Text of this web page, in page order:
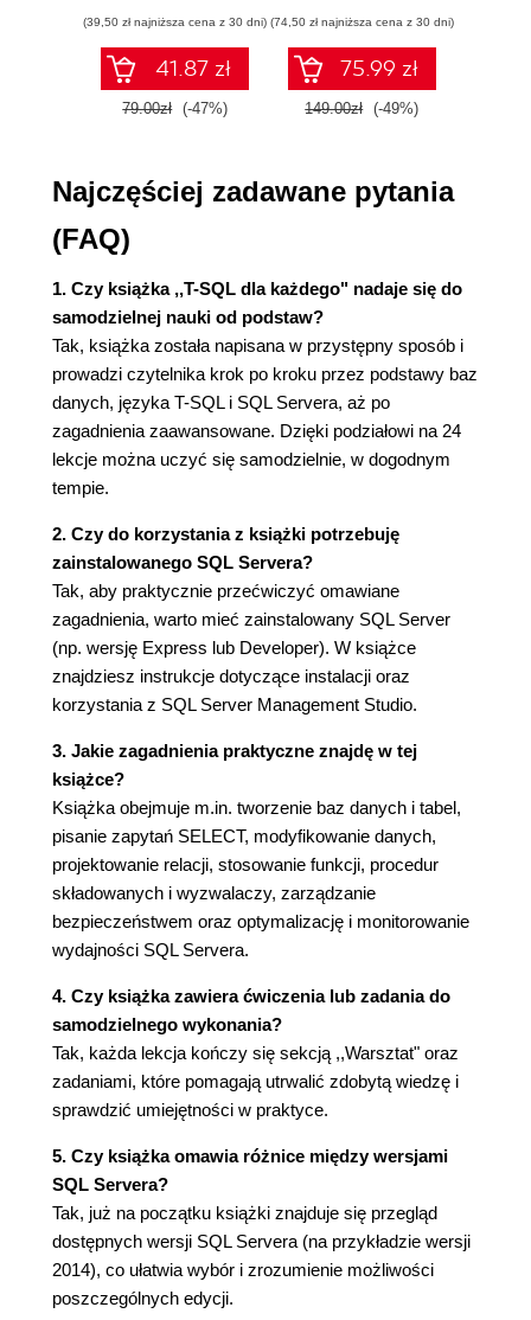
Instalacja przykładowych plików (34)
Pytania i odpowiedzi (37)
Warsztat (37)
Zadanie (38)
(39)
Konfiguracja bazy danych (42)
Podłączanie istniejącej bazy danych (44)
Podsumowanie (46)
Pytania i odpowiedzi (46)
Warsztat (46)
Zadanie (47)
Godzina 4. Tabele w SQL Serverze (49)
Tworzenie tabel w SQL Serverze (49)
Korzystanie z ograniczeń (53)
Właściwość Identity (58)
Tworzenie kolumn wyliczanych (58)
Korzystanie z typów danych zdefiniowanych
przez użytkownika (60)
Tworzenie i modyfikowanie indeksów (61)
Zapisywanie tabeli (64)
Podsumowanie (65)
Pytania i odpowiedzi (65)
Warsztat (66)
Zadanie (66)
Godzina 5. Tworzenie relacji (69)
Relacje - informacje wstępne (69)
Tworzenie i wykorzystywanie diagramów bazy
danych (71)
Definiowanie tabel i kolumn w relacji (79)
Nadawanie relacji nazwy i opisu (80)
Określanie, kiedy klucz obcy ma wpływ na
wstawiane do kolumny dane (80)
Konfigurowanie kaskadowego usuwania i
aktualizacji rekordów (82)
Podsumowanie (84)
Pytania i odpowiedzi (84)
Warsztat (85)
Zadanie (85)
Godzina 6. Instrukcja SELECT (87)
(39,50 zł najniższa cena z 30 dni)
41.87 zł
79.00zł (-47%)
(74,50 zł najniższa cena z 30 dni)
75.99 zł
149.00zł (-49%)
Najczęściej zadawane pytania
(FAQ)
1. Czy książka ,,T-SQL dla każdego" nadaje się do
samodzielnej nauki od podstaw?
Tak, książka została napisana w przystępny sposób i
prowadzi czytelnika krok po kroku przez podstawy baz
danych, języka T-SQL i SQL Servera, aż po
zagadnienia zaawansowane. Dzięki podziałowi na 24
lekcje można uczyć się samodzielnie, w dogodnym
tempie.
2. Czy do korzystania z książki potrzebuję
zainstalowanego SQL Servera?
Tak, aby praktycznie przećwiczyć omawiane
zagadnienia, warto mieć zainstalowany SQL Server
(np. wersję Express lub Developer). W książce
znajdziesz instrukcje dotyczące instalacji oraz
korzystania z SQL Server Management Studio.
3. Jakie zagadnienia praktyczne znajdę w tej
książce?
Książka obejmuje m.in. tworzenie baz danych i tabel,
pisanie zapytań SELECT, modyfikowanie danych,
projektowanie relacji, stosowanie funkcji, procedur
składowanych i wyzwalaczy, zarządzanie
bezpieczeństwem oraz optymalizację i monitorowanie
wydajności SQL Servera.
4. Czy książka zawiera ćwiczenia lub zadania do
samodzielnego wykonania?
Tak, każda lekcja kończy się sekcją ,,Warsztat" oraz
zadaniami, które pomagają utrwalić zdobytą wiedzę i
sprawdzić umiejętności w praktyce.
5. Czy książka omawia różnice między wersjami
SQL Servera?
Tak, już na początku książki znajduje się przegląd
dostępnych wersji SQL Servera (na przykładzie wersji
2014), co ułatwia wybór i zrozumienie możliwości
poszczególnych edycji.